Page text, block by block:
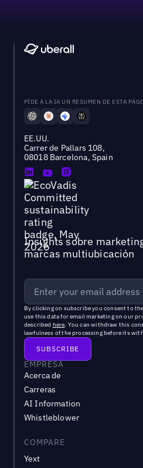
PÍDE A LA IA UN RESUMEN DE ESTA
EE.UU.
Carrer de Pallars 108,
08018 Barcelona, Spain
Insights sobre
marcas multiubicación
By clicking on subscribe you consent to the
use this data for email marketing on our
described here. You can withdraw this
lawfulness of the processing before its
EMPRESA
Acerca de
Carreras
AI Information
Whistleblower
COMPARE
Yext